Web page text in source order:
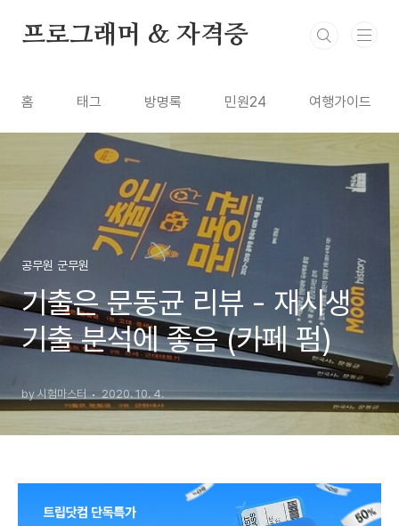
프로그래머 & 자격증
홈 태그 방명록 민원24 여행가이드
공무원 군무원
기출은 문동균 리뷰 - 재시생
기출 분석에 좋음 (카페 펌)
by 시험마스터 2020. 10. 4.